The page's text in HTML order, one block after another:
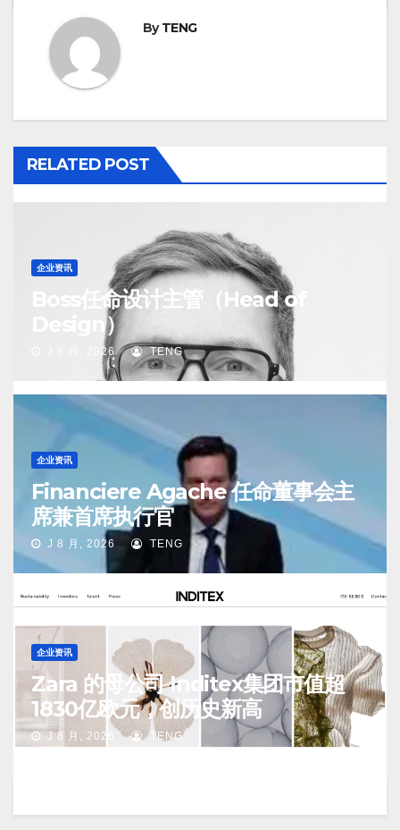
ByTENG
RELATED POST
企业资讯
Boss任命设计主管（Head of
Design）
J 8 月, 2026 TENG
企业资讯
Financiere Agache 任命董事会主
席兼首席执行官
J 8 月, 2026 TENG
企业资讯
Zara 的母公司 Inditex集团市值超
1830亿欧元，创历史新高
J 8 月, 2026 TENG